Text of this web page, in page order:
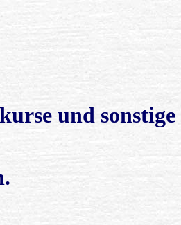
und sonstige